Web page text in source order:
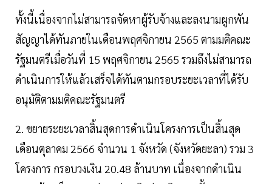
ทั้งนี้เนื่องจากไม่สามารถจัดหาผู้รับจ้างและลงนามผูกพัน
สัญญาได้ทันภายในเดือนพฤศจิกายน 2565 ตามมติคณะ
รัฐมนตรีเมื่อวันที่ 15 พฤศจิกายน 2565 รวมถึงไม่สามารถ
ดำเนินการให้แล้วเสร็จได้ทันตามกรอบระยะเวลาที่ได้รับ
อนุมัติตามมติคณะรัฐมนตรี
2. ขยายระยะเวลาสิ้นสุดการดำเนินโครงการเป็นสิ้นสุด
เดือนตุลาคม 2566 จำนวน 1 จังหวัด (จังหวัดยะลา) รวม 3
โครงการ กรอบวงเงิน 20.48 ล้านบาท เนื่องจากดำเนิน